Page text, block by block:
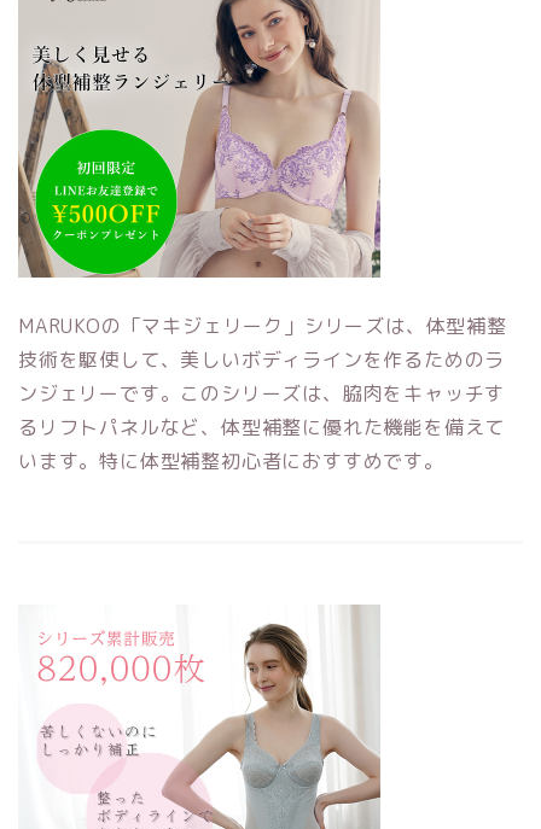
MARUKOの「マキジェリーク」シリーズは、体型補整
技術を駆使して、美しいボディラインを作るためのラ
ンジェリーです。このシリーズは、脇肉をキャッチす
るリフトパネルなど、体型補整に優れた機能を備えて
います。特に体型補整初心者におすすめです。